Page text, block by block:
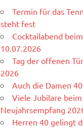
Termin für das
steht fest
Cocktailabend
10.07.2026
Tag der offenen
2026
Auch die Damen
Viele Jubilare beim
Neujahrsempfang
Herren 40 gelingt